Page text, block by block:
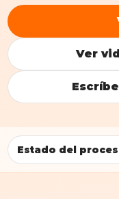
Ver
Estado del